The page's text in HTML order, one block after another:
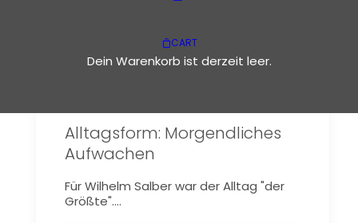
CART
Dein Warenkorb ist derzeit leer.
Alltagsform: Morgendliches
Aufwachen
Für Wilhelm Salber war der Alltag "der
Größte".…